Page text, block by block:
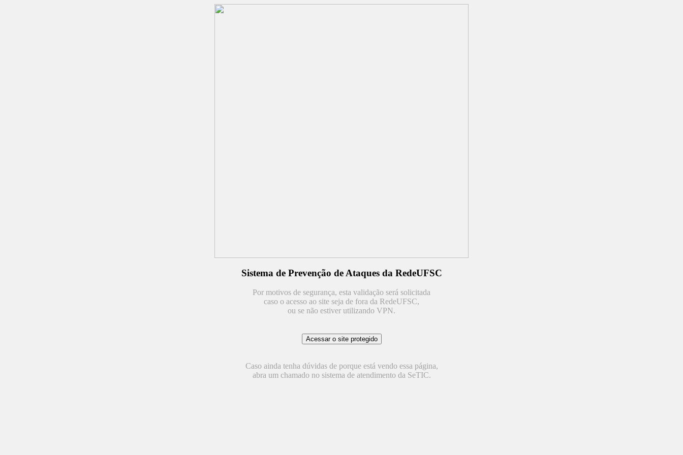
Sistema de Prevenção de Ataques da RedeUFSC
Por motivos de segurança, esta validação será solicitada
caso o acesso ao site seja de fora da RedeUFSC,
ou se não estiver utilizando VPN.
Caso ainda tenha dúvidas de porque está vendo essa página,
abra um chamado no sistema de atendimento da SeTIC.